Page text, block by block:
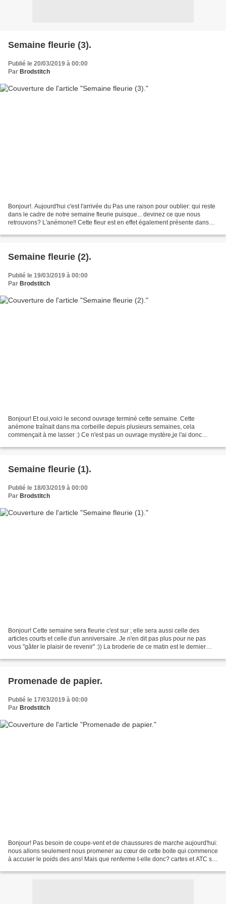
Semaine fleurie (3).
Publié le 20/03/2019 à 00:00
Par Brodstitch
Bonjour!. Aujourd'hui c'est l'arrivée du Pas une raison pour oublier: qui reste
dans le cadre de notre semaine fleurie puisque... devinez ce que nous
retrouvons? L'anémone!! Cette fleur est en effet également présente dans
Semaine fleurie (2).
Publié le 19/03/2019 à 00:00
Par Brodstitch
Bonjour! Et oui,voici le second ouvrage terminé cette semaine. Cette
anémone traînait dans ma corbeille depuis plusieurs semaines, cela
commençait à me lasser :) Ce n'est pas un ouvrage mystère,je l'ai donc
Semaine fleurie (1).
Publié le 18/03/2019 à 00:00
Par Brodstitch
Bonjour! Cette semaine sera fleurie c'est sur ; elle sera aussi celle des
articles courts et celle d'un anniversaire. Je n'en dit pas plus pour ne pas
vous "gâter le plaisir de revenir" :)) La broderie de ce matin est le dernier
Promenade de papier.
Publié le 17/03/2019 à 00:00
Par Brodstitch
Bonjour! Pas besoin de coupe-vent et de chaussures de marche aujourd'hui:
nous allons seulement nous promener au cœur de cette boite qui commence
à accuser le poids des ans! Mais que renferme t-elle donc? cartes et ATC s'y